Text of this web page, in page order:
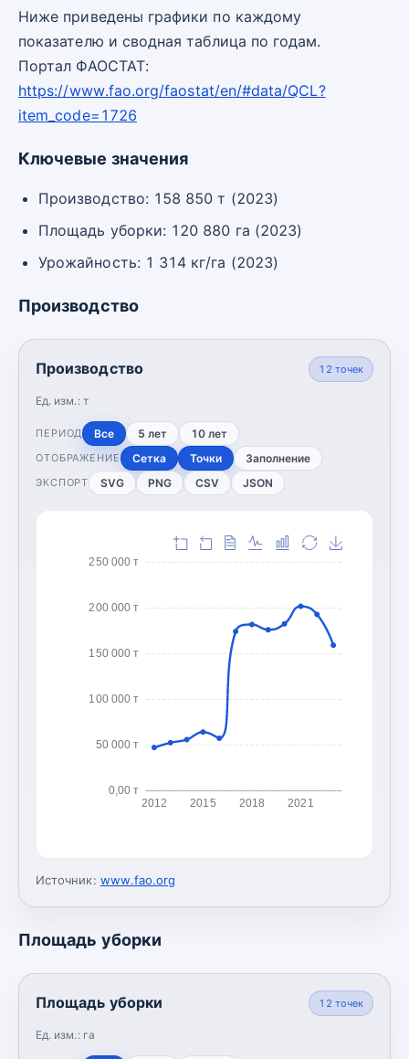
Ниже приведены графики по каждому
показателю и сводная таблица по годам.
Портал ФАОСТАТ:
https://www.fao.org/faostat/en/#data/QCL?
item_code=1726
Ключевые значения
Производство: 158 850 т (2023)
Площадь уборки: 120 880 га (2023)
Урожайность: 1 314 кг/га (2023)
Производство
Производство
Ед. изм.: т
12 точек
ПЕРИОД Все 5 лет 10 лет
ОТОБРАЖЕНИЕ Сетка Точки Заполнение
ЭКСПОРТ SVG PNG CSV JSON
0,00 т
50 000 т
100 000 т
150 000 т
200 000 т
250 000 т
2012 2015 2018 2021
Источник: www.fao.org
Площадь уборки
Площадь уборки
Ед. изм.: га
12 точек